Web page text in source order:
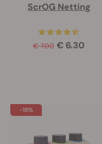
ScrOG Netting
€ 7.00 € 6.30
-15%